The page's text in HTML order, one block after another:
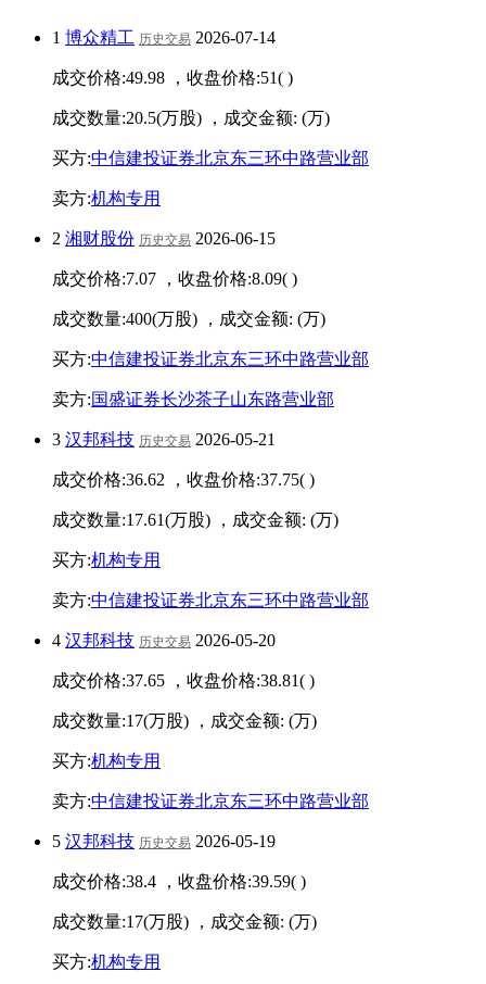
1 博众精工 历史交易 2026-07-14
成交价格:49.98 ，收盘价格:51( )
成交数量:20.5(万股) ，成交金额: (万)
买方:中信建投证券北京东三环中路营业部
卖方:机构专用
2 湘财股份 历史交易 2026-06-15
成交价格:7.07 ，收盘价格:8.09( )
成交数量:400(万股) ，成交金额: (万)
买方:中信建投证券北京东三环中路营业部
卖方:国盛证券长沙茶子山东路营业部
3 汉邦科技 历史交易 2026-05-21
成交价格:36.62 ，收盘价格:37.75( )
成交数量:17.61(万股) ，成交金额: (万)
买方:机构专用
卖方:中信建投证券北京东三环中路营业部
4 汉邦科技 历史交易 2026-05-20
成交价格:37.65 ，收盘价格:38.81( )
成交数量:17(万股) ，成交金额: (万)
买方:机构专用
卖方:中信建投证券北京东三环中路营业部
5 汉邦科技 历史交易 2026-05-19
成交价格:38.4 ，收盘价格:39.59( )
成交数量:17(万股) ，成交金额: (万)
买方:机构专用